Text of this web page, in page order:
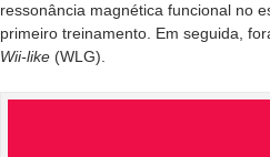
ressonância magnética funcional no
primeiro treinamento. Em seguida,
Wii-like (WLG).